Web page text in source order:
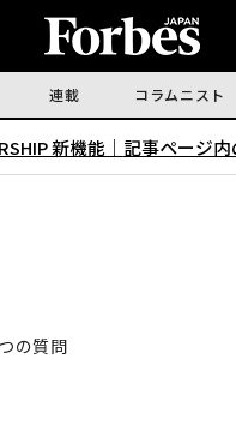
連載 コラムニスト
新機能｜ 記事ページ
の質問